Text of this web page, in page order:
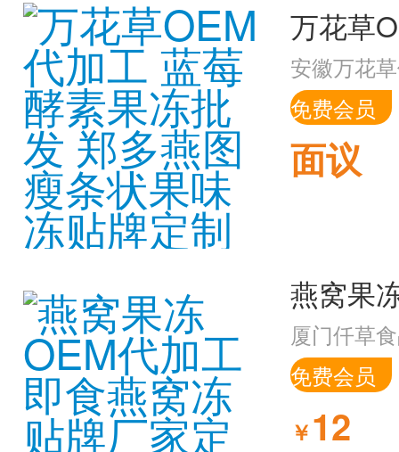
安徽万花
免费会员
面议
厦门仟草
免费会员
￥12